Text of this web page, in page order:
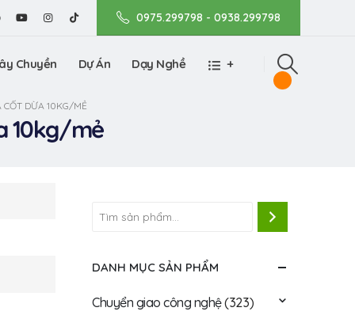
0975.299798 - 0938.299798
Chuyền Dự Án Dạy Nghề +
DỪA 10KG/MẺ
10kg/mẻ
DANH MỤC SẢN PHẨM
Chuyển giao công nghệ(323)